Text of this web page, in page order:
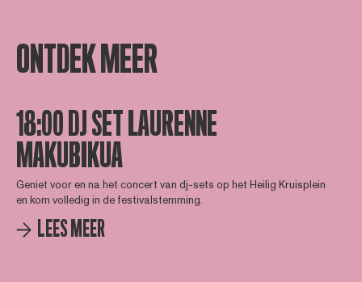
ONTDEK MEER
18:00 DJ SET LAURENNE
MAKUBIKUA
Geniet voor en na het concert van dj-sets op het Heilig Kruisplein
en kom volledig in de festivalstemming.
LEES MEER